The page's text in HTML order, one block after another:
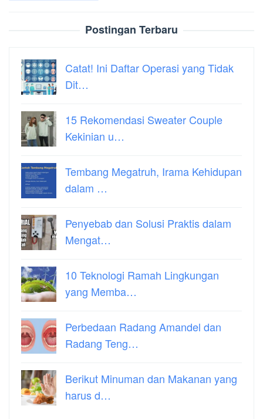
Postingan Terbaru
Catat! Ini Daftar Operasi yang Tidak
Dit…
15 Rekomendasi Sweater Couple
Kekinian u…
Tembang Megatruh, Irama Kehidupan
dalam …
Penyebab dan Solusi Praktis dalam
Mengat…
10 Teknologi Ramah Lingkungan
yang Memba…
Perbedaan Radang Amandel dan
Radang Teng…
Berikut Minuman dan Makanan yang
harus d…